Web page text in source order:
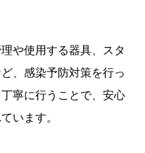
や使用する器具、スタ
、感染予防対策を行っ
寧に行うことで、安心
います。